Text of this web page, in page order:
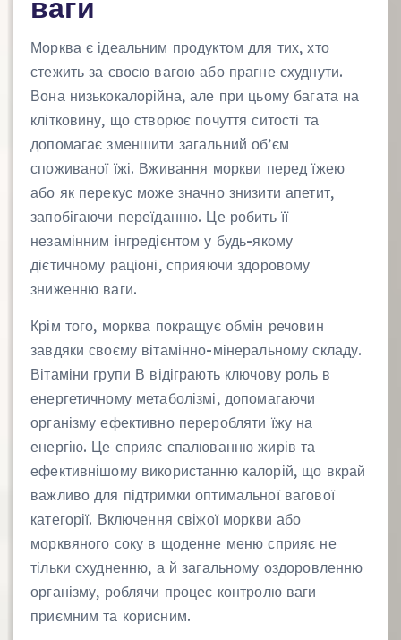
Морква є ідеальним продуктом для тих, хто
стежить за своєю вагою або прагне схуднути.
Вона низькокалорійна, але при цьому багата на
клітковину, що створює почуття ситості та
допомагає зменшити загальний об’єм
споживаної їжі. Вживання моркви перед їжею
або як перекус може значно знизити апетит,
запобігаючи переїданню. Це робить її
незамінним інгредієнтом у будь-якому
дієтичному раціоні, сприяючи здоровому
зниженню ваги.
Крім того, морква покращує обмін речовин
завдяки своєму вітамінно-мінеральному складу.
Вітаміни групи В відіграють ключову роль в
енергетичному метаболізмі, допомагаючи
організму ефективно переробляти їжу на
енергію. Це сприяє спалюванню жирів та
ефективнішому використанню калорій, що вкрай
важливо для підтримки оптимальної вагової
категорії. Включення свіжої моркви або
морквяного соку в щоденне меню сприяє не
тільки схудненню, а й загальному оздоровленню
організму, роблячи процес контролю ваги
приємним та корисним.